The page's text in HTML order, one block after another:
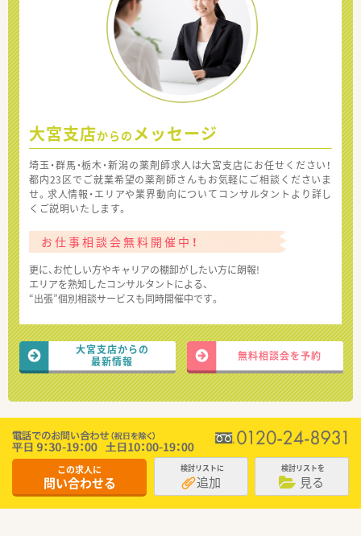
大宮支店からの メッセージ
埼玉・群馬・栃木・新潟の薬剤師求人は大宮支店にお任せください！
都内23区でご就業希望の薬剤師さんもお気軽にご相談くださいま
せ。求人情報・エリアや業界動向についてコンサルタントより詳し
くご説明いたします。
お仕事相談会無料開催中！
更に、お忙しい方やキャリアの棚卸がしたい方に朗報!
エリアを熟知したコンサルタントによる、
“出張”個別相談サービスも同時開催中です。
大宮支店からの
最新情報
無料相談会を予約
この求人に
問い合わせる
検討リストに
追加
検討リストを
見る